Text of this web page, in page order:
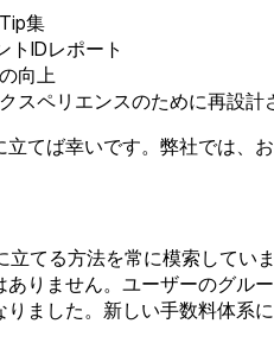
集
トIDレポート
向上
スペリエンスのために再設計
てば幸いです。弊社では、
立てる方法を常に模索して
ありません。ユーザーのグル
ました。新しい手数料体系